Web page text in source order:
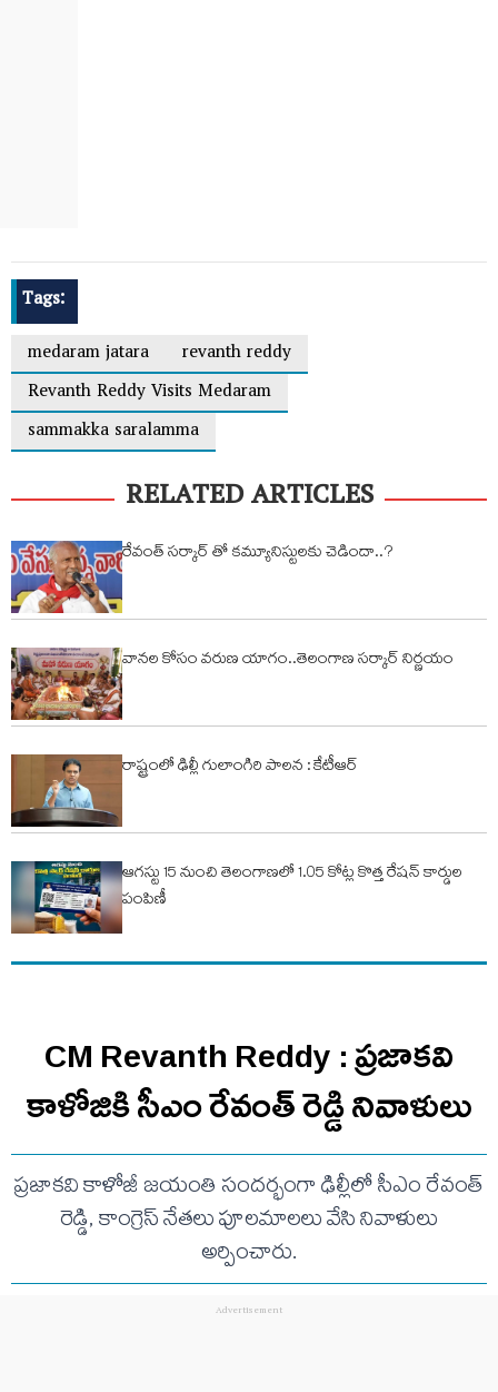
Tags:
medaram jatara
revanth reddy
Revanth Reddy Visits Medaram
sammakka saralamma
RELATED ARTICLES
రేవంత్ సర్కార్ తో కమ్యూనిస్టులకు చెడిందా..?
వానల కోసం వరుణ యాగం..తెలంగాణ సర్కార్ నిర్ణయం
రాష్ట్రంలో ఢిల్లీ గులాంగిరి పాలన : కేటీఆర్
ఆగస్టు 15 నుంచి తెలంగాణలో 1.05 కోట్ల కొత్త రేషన్ కార్డుల
పంపిణీ
CM Revanth Reddy : ప్రజాకవి
కాళోజికి సీఎం రేవంత్ రెడ్డి నివాళులు
ప్రజాకవి కాళోజీ జయంతి సందర్భంగా ఢిల్లీలో సీఎం రేవంత్
రెడ్డి, కాంగ్రెస్ నేతలు పూలమాలలు వేసి నివాళులు
అర్పించారు.